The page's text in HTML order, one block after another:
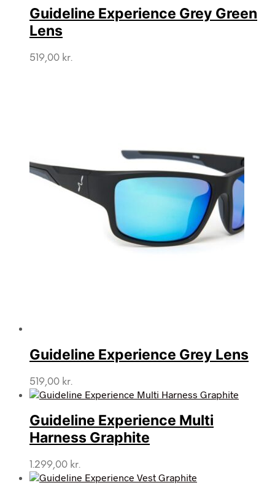
Guideline Experience Grey Green
Lens
519,00 kr.
Guideline Experience Grey Lens
519,00 kr.
Guideline Experience Multi
Harness Graphite
1.299,00 kr.